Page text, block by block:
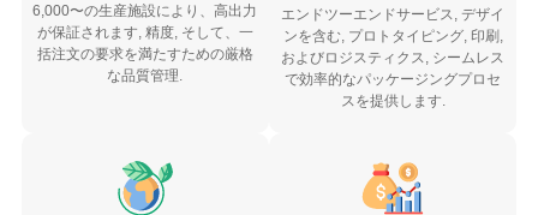
6,000〜の生産施設により、高出力
が保証されます, 精度, そして、一
括注文の要求を満たすための厳格
な品質管理.
エンドツーエンドサービス, デザイ
ンを含む, プロトタイピング, 印刷,
およびロジスティクス, シームレス
で効率的なパッケージングプロセ
スを提供します.